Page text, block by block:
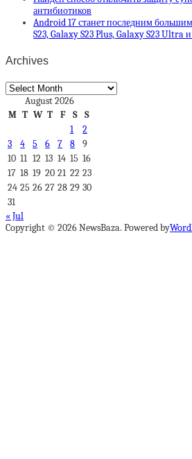
антибиотиков
Android 17 станет последним
S23, Galaxy S23 Plus, Galaxy S23 Ultra
Archives
Archives
August 2026
M T W T F S
S
1
2
3
4 5 6 7 8
9
10 11 12 13 14 15 16
17 18 19 20 21 22 23
24 25 26 27 28 29 30
31
« Jul
Copyright © 2026 NewsBaza. Powered by